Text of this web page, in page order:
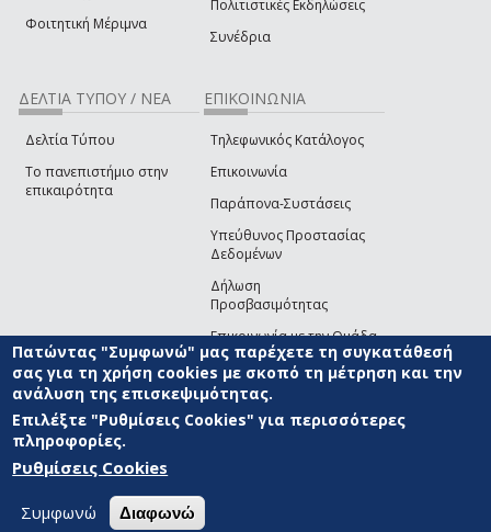
Φοιτητική Μέριμνα
Πολιτιστικές Εκδηλώσεις
Συνέδρια
ΔΕΛΤΙΑ ΤΥΠΟΥ / ΝΕΑ
Δελτία Τύπου
Το πανεπιστήμιο στην
επικαιρότητα
ΕΠΙΚΟΙΝΩΝΙΑ
Τηλεφωνικός Κατάλογος
Επικοινωνία
Παράπονα-Συστάσεις
Υπεύθυνος Προστασίας
Δεδομένων
Δήλωση
Προσβασιμότητας
Επικοινωνία με την Ομάδα
Ανάπτυξης του site(link sends e-mail)
© ΠΑΝΕΠΙΣΤΗΜΙΟ ΑΙΓΑΙΟΥ ΟΡΟΙ ΧΡΗΣΗΣ
ΑΝΑΠΤΥΞΗΣ
Πατώντας "Συμφωνώ" μας παρέχετε τη συγκατάθεσή
σας για τη χρήση cookies με σκοπό τη μέτρηση και την
ανάλυση της επισκεψιμότητας.
Επιλέξτε "Ρυθμίσεις Cookies" για περισσότερες
πληροφορίες.
Ρυθμίσεις Cookies
Συμφωνώ Διαφωνώ